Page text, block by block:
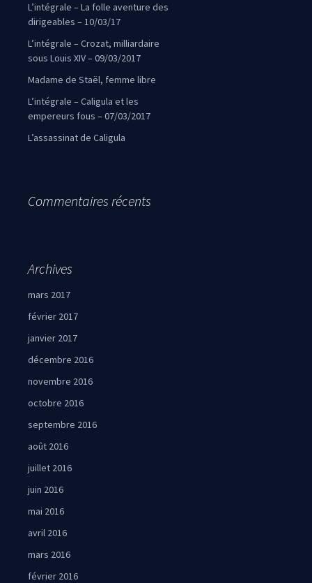
L’intégrale – La folle aventure des
dirigeables – 10/03/17
L’intégrale – Crozat, milliardaire
sous Louis XIV – 09/03/2017
Madame de Staël, femme libre
L’intégrale – Caligula et les
empereurs fous – 07/03/2017
L’assassinat de Caligula
Commentaires récents
Archives
mars 2017
février 2017
janvier 2017
décembre 2016
novembre 2016
octobre 2016
septembre 2016
août 2016
juillet 2016
juin 2016
mai 2016
avril 2016
mars 2016
février 2016